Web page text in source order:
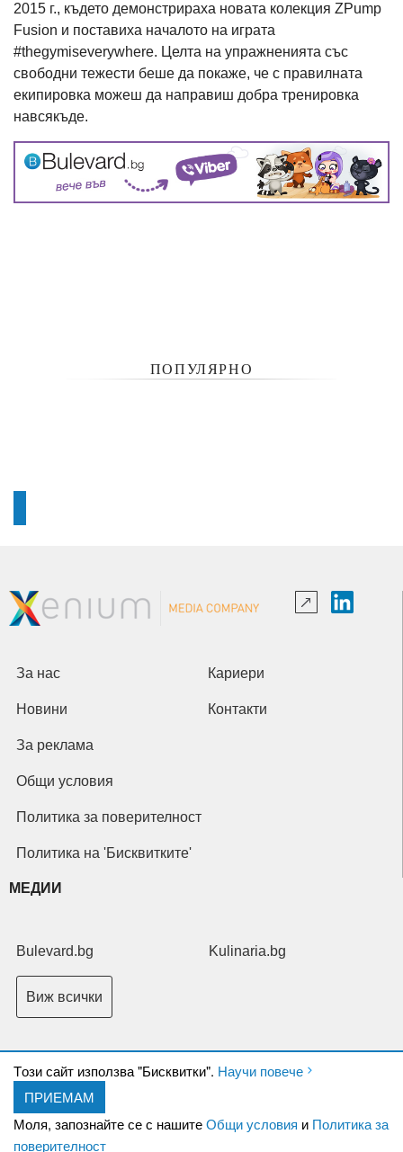
2015 г., където демонстрираха новата колекция ZPump
Fusion и поставиха началото на играта
#thegymiseverywhere. Целта на упражненията със
свободни тежести беше да покаже, че с правилната
екипировка можеш да направиш добра тренировка
навсякъде.
ПОПУЛЯРНО
Tози сайт използва "Бисквитки". Научи повече
ПРИЕМАМ
Моля, запознайте се с нашитеОбщи условия и Политика за
поверителност
За нас Кариери
Новини Контакти
За реклама
Общи условия
Политика за поверителност
Политика на 'Бисквитките'
МЕДИИ
Bulevard.bg Kulinaria.bg
Виж всички
Copyright © 2026 Ксениум ООД. Всички права запазени.
XeniumCompany.com